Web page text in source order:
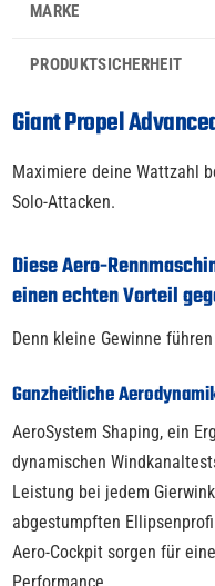
MARKE
PRODUKTSICHERHEIT
Giant Propel
Maximiere deine Wattzahl
Solo-Attacken.
Diese Aero-
einen echten Vorteil
Denn kleine Gewinne
Ganzheitliche
AeroSystem Shaping, ein
dynamischen
Leistung bei jedem
abgestumpften
Aero-Cockpit sorgen für